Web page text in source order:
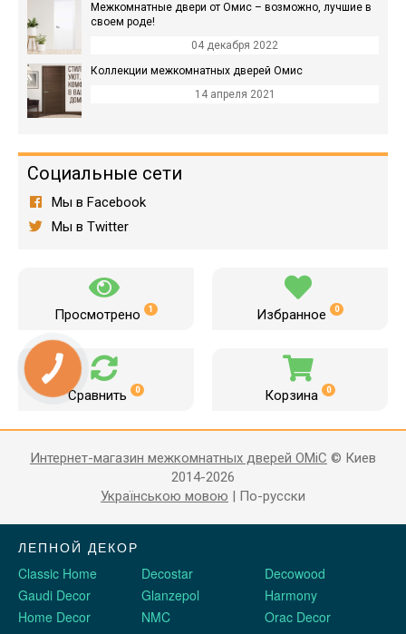
Межкомнатные двери от Омис – возможно, лучшие в
своем роде!
04 декабря 2022
Коллекции межкомнатных дверей Омис
14 апреля 2021
Социальные сети
Мы в Facebook
Мы в Twitter
Просмотрено 1 Избранное 0
Сравнить 0 Корзина 0
Интернет-магазин межкомнатных дверей OMiC © Киев
2014-2026
Українською мовою | По-русски
ЛЕПНОЙ ДЕКОР
Classic Home
Decostar
Decowood
Gaudi Decor
Glanzepol
Harmony
Home Decor
NMC
Orac Decor